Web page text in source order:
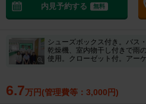
内見予約する 無料
シューズボックス付き。バス
乾燥機、室内物干し付きで雨
使用。クローゼット付。アー
6.7万円(管理費等：3,000円)